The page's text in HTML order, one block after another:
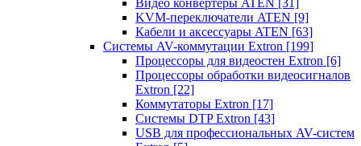
Видео конвертеры ATEN [31]
KVM-переключатели ATEN [9]
Кабели и аксессуары ATEN [63]
Системы AV-коммутации Extron [199]
Процессоры для видеостен Extron [6]
Процессоры обработки видеосигналов
Extron [22]
Коммутаторы Extron [17]
Системы DTP Extron [43]
USB для профессиональных AV-систем